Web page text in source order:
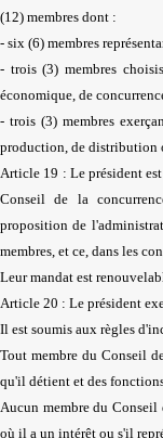
(12) membres dont :
- six (6) membres
- trois (3) membres
économique, de
- trois (3) membres
production, de distribution
Article 19 : Le président
Conseil de la
proposition de
membres, et ce, dans les
Leur mandat est
Article 20 : Le président
Il est soumis aux règles
Tout membre du Conseil
qu'il détient et des
Aucun membre du Conseil
où il a un intérêt ou s'il